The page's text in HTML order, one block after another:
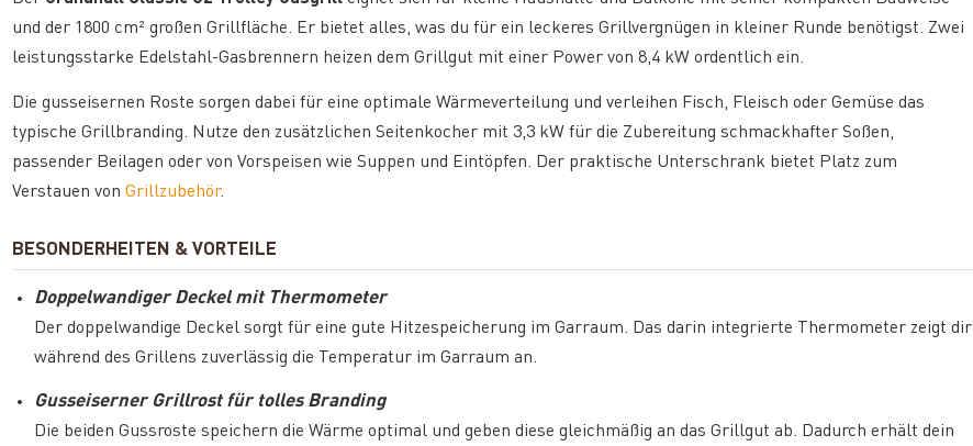
und der 1800 cm² großen Grillfläche. Er bietet alles, was du für ein leckeres Grillvergnügen in kleiner Runde benötigst. Zwei
leistungsstarke Edelstahl-Gasbrennern heizen dem Grillgut mit einer Power von 8,4 kW ordentlich ein.
Die gusseisernen Roste sorgen dabei für eine optimale Wärmeverteilung und verleihen Fisch, Fleisch oder Gemüse das
typische Grillbranding. Nutze den zusätzlichen Seitenkocher mit 3,3 kW für die Zubereitung schmackhafter Soßen,
passender Beilagen oder von Vorspeisen wie Suppen und Eintöpfen. Der praktische Unterschrank bietet Platz zum
Verstauen vonGrillzubehör.
BESONDERHEITEN & VORTEILE
Doppelwandiger Deckel mit Thermometer
Der doppelwandige Deckel sorgt für eine gute Hitzespeicherung im Garraum. Das darin integrierte Thermometer zeigt dir
während des Grillens zuverlässig die Temperatur im Garraum an.
Gusseiserner Grillrost für tolles Branding
Die beiden Gussroste speichern die Wärme optimal und geben diese gleichmäßig an das Grillgut ab. Dadurch erhält dein